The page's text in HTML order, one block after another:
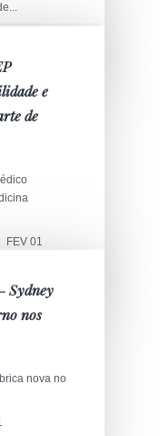
e
de
FEV 01
Sydney
nos
nova no